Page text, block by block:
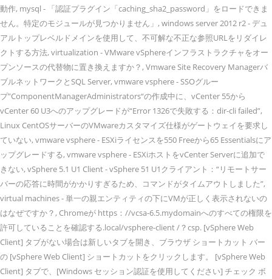
動作, mysql - 「認証プラグイン「caching_sha2_password」をロードできま
せん。特定のモジュールが見つかりません」, windows server 2012 r2 - デュ
アルトップレベルドメインを使用して、不可解な不正な参照URLをリダイレ
クトする方法, virtualization - VMware vSphereインフラストラクチャをオー
プンソースの代替物に置き換えますか？, Vmware Site Recovery Managerバ
ブルネットワークとSQL Server, vmware vsphere - SSOグルー
プ”ComponentManagerAdministrators“の作成中に、vCenter 55から
vCenter 60 U3へのアップグレードが“Error 1326で失敗する：dir-cli failed”,
Linux CentOSサーバーのVMwareカスタマイズ仕様がゲートウェイを要求し
ていない, vmware vsphere - ESXiライセンスを550 Freeから65 Essentialsにア
ップグレードする, vmware vsphere - ESXiホストをvCenter Serverに追加で
きない, vSphere 5.1 U1 Client - vSphere 51 U1クライアント：“リモートサー
バーの応答に時間がかかりすぎるため、コマンドがタイムアウトしました”,
virtual machines - 単一の親エンティティの下にVMが正しく表示されないの
はなぜですか？, Chromeが https：//vcsa-6.5.mydomainへのすべての権限を
許可していることを確認する.local/vsphere-client /？csp. [vSphere Web
Client] タブがない場合は新しいタブを開き、ブラウザ ショートカット バー
の [vSphere Web Client] ショートカットをクリックします。 [vSphere Web
Client] タブで、[Windows セッション認証を使用してください] チェック ボ